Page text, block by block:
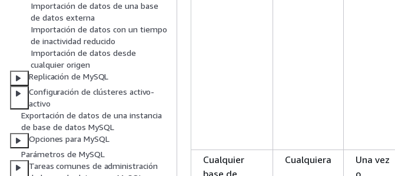
Importación de datos de una base
de datos externa
Importación de datos con un tiempo
de inactividad reducido
Importación de datos desde
cualquier origen
Replicación de MySQL
Configuración de clústeres activo-
activo
Exportación de datos de una instancia
de base de datos MySQL
Opciones para MySQL
Parámetros de MySQL
Tareas comunes de administración
Cualquier
base de
Cualquiera
Una vez
o